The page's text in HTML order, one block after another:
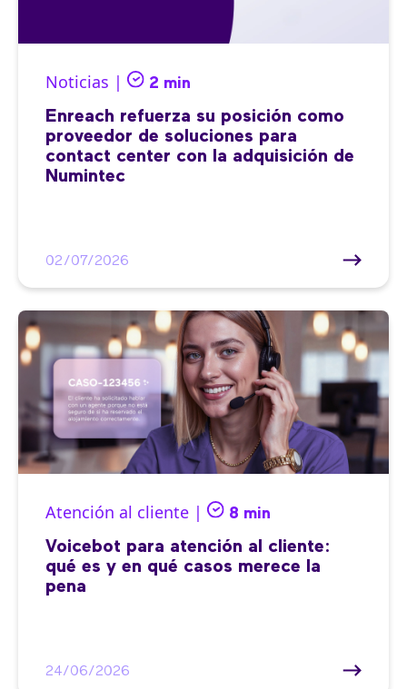
Noticias | 2 min
Enreach refuerza su posición como
proveedor de soluciones para
contact center con la adquisición de
Numintec
02/07/2026
Atención al cliente | 8 min
Voicebot para atención al cliente:
qué es y en qué casos merece la
pena
24/06/2026